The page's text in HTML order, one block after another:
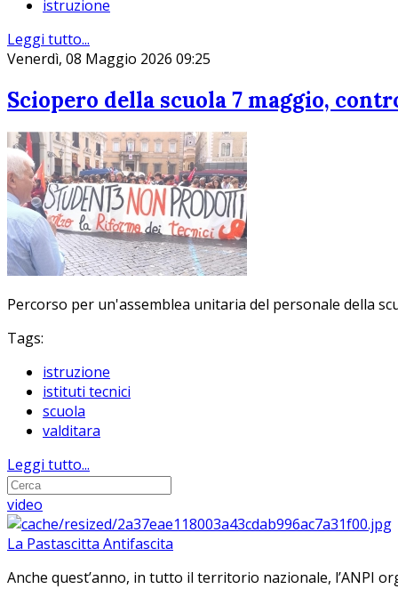
istruzione
Leggi tutto...
Venerdì, 08 Maggio 2026 09:25
Sciopero della scuola 7 maggio,
Percorso per un'assemblea unitaria del personale della
Tags:
istruzione
istituti tecnici
scuola
valditara
Leggi tutto...
video
La Pastascitta Antifascita
Anche quest’anno, in tutto il territorio nazionale, l’ANPI